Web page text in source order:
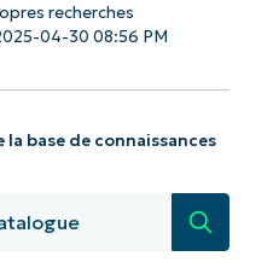
recherches
04-30 08:56 PM
base de connaissances